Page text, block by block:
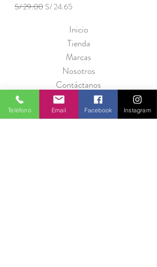
Precio
S/ 29.00 Precio de oferta
S/ 24.65
Inicio
Tienda
Marcas
Nosotros
Contáctanos
Teléfono Email Facebook Instagram